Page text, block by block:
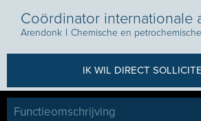
Coördinator internationale
Arendonk I Chemische en
IK WIL DIRECT
Functieomschrijving